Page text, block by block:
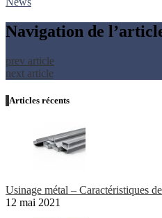
Navigation de
prev article
next article
Articles récents
Usinage métal – Caractéristiques
12 mai 2021